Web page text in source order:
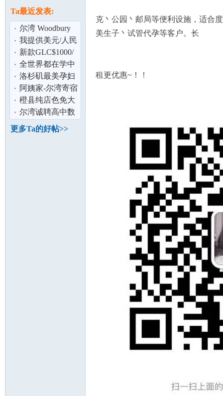
Ta最近发表:
尔湾 Woodbury
社区 2房2卫公寓
我提供美元/人民
币 双向找换 利率
优惠
新款GLC$1000/
月含全保及雨伞
险
全世界都在学中
国话！10年老学
校招生啦!
洛杉矶最美孕妇
照,新生儿摄影
阿姨家-尔湾寄宿
家庭9493352479
橙县纯店色免大
费高招优秀女按
摩师
尔湾诚聘高中数
学陪读女家教
更多Ta的好帖>>
克丶公园丶邮局等便利设施，适合
美生子丶试管代孕等客户。长
租更优惠~！！